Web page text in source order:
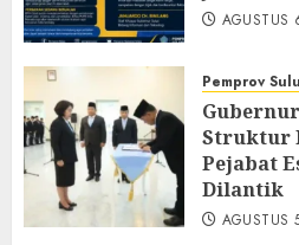
AGUSTUS
Pemprov
Struktur
Pejabat
Dilantik
AGUSTUS